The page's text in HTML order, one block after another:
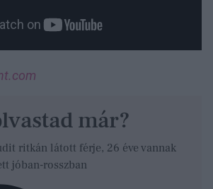
már?
ritkán látott férje, 26 éve vannak
jóban-rosszban